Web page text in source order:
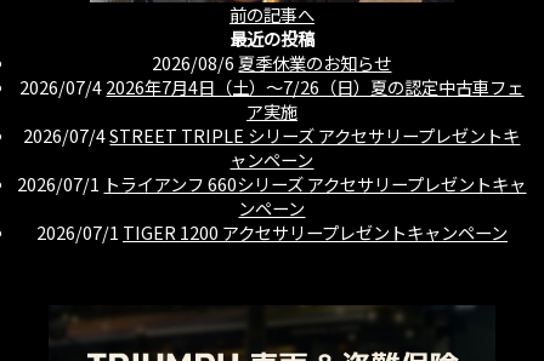
前の記事へ
最近の投稿
2026/08/6 夏季休業のお知らせ
2026/07/42026年7月4日（土）〜7/26（日）夏の認定中古車フェ
ア実施
2026/07/4STREET TRIPLE シリーズ アクセサリープレゼントキ
ャンペーン
2026/07/1 トライアンフ 660シリーズ アクセサリープレゼントキャ
ンペーン
2026/07/1 TIGER 1200 アクセサリープレゼントキャンペーン